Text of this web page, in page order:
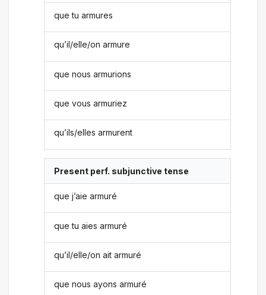
que tu armures
qu’il/elle/on armure
que nous armurions
que vous armuriez
qu’ils/elles armurent
Present perf. subjunctive tense
que j’aie armuré
que tu aies armuré
qu’il/elle/on ait armuré
que nous ayons armuré